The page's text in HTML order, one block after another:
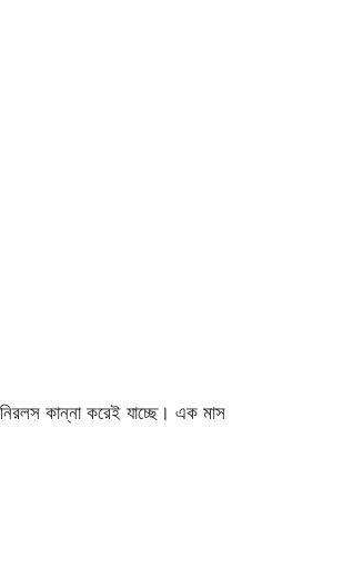
কান্না করেই যাচ্ছে। এক মাস